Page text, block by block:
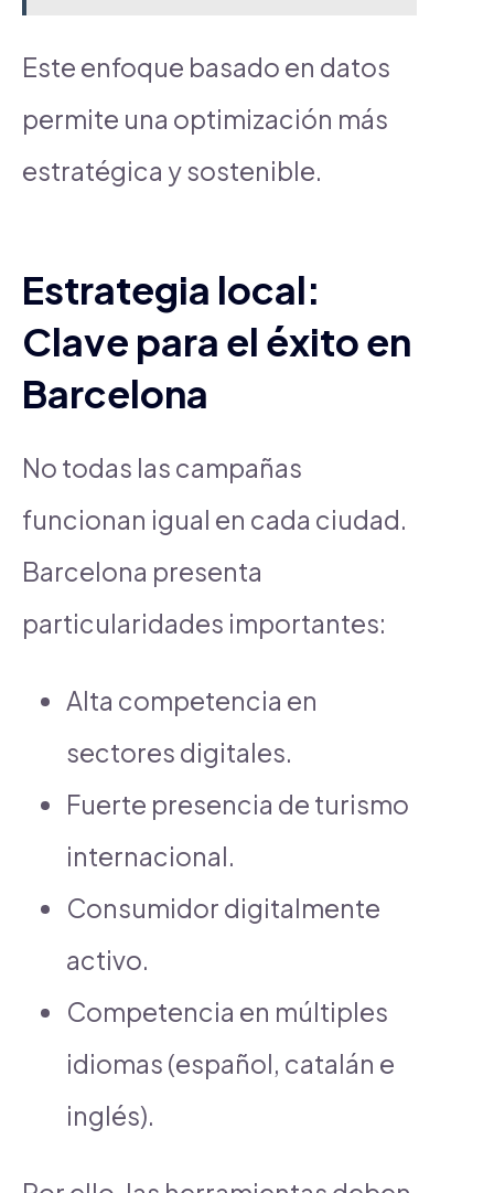
Este enfoque basado en datos
permite una optimización más
estratégica y sostenible.
Estrategia local:
Clave para el éxito en
Barcelona
No todas las campañas
funcionan igual en cada ciudad.
Barcelona presenta
particularidades importantes:
Alta competencia en
sectores digitales.
Fuerte presencia de turismo
internacional.
Consumidor digitalmente
activo.
Competencia en múltiples
idiomas (español, catalán e
inglés).